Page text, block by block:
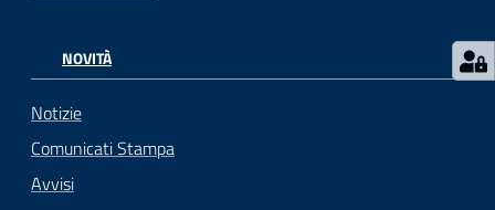
NOVITÀ
Notizie
Comunicati Stampa
Avvisi